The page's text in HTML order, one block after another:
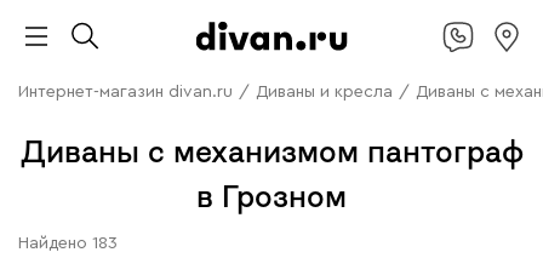
Интернет-магазин divan.ru / Диваны и кресла / Диваны с
Диваны с механизмом пантограф
в Грозном
Найдено 183